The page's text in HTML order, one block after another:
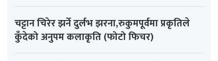
चट्टान चिरेर झर्ने दुर्लभ झरना,रुकुमपूर्वमा प्रकृतिले
कुँदेको अनुपम कलाकृति (फोटो फिचर)